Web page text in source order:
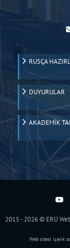
RUSÇA
DUYURULAR
AKADEMİK
2015 - 2026 © ERÜ
Web sitesi içerik